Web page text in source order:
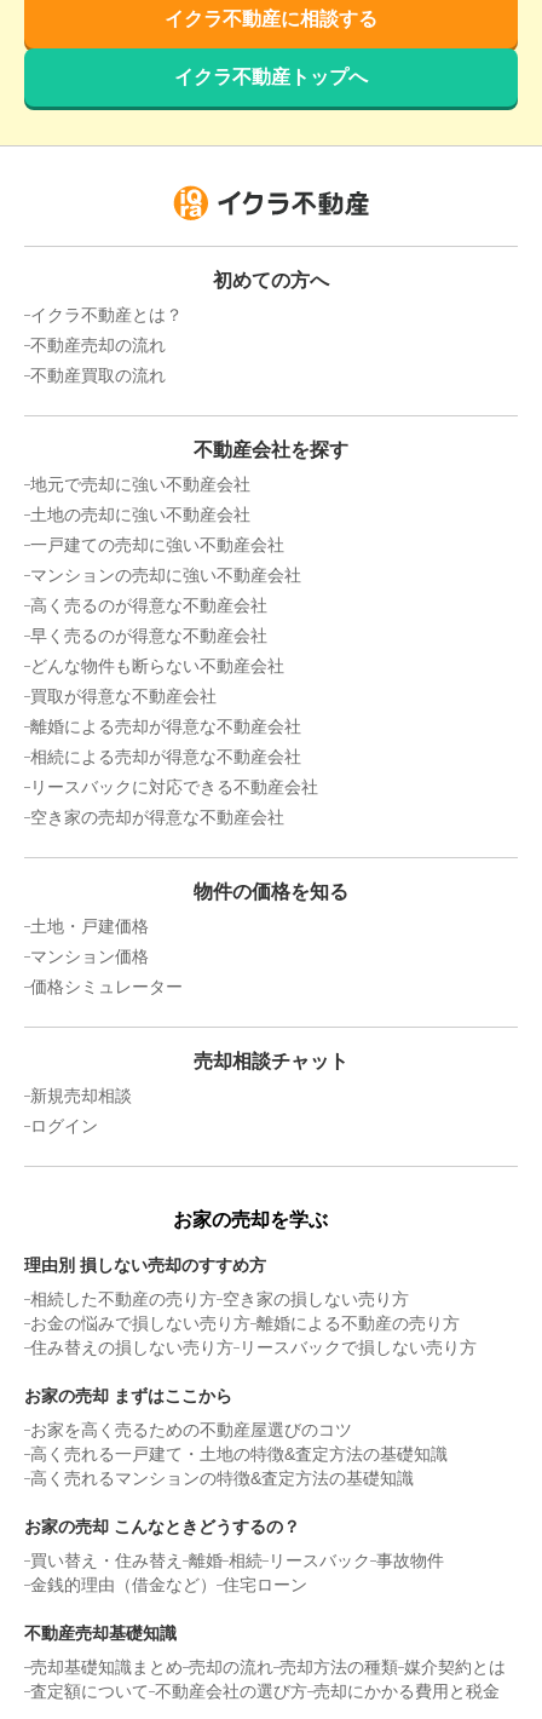
イクラ不動産に相談する
イクラ不動産トップへ
初めての方へ
イクラ不動産とは？
不動産売却の流れ
不動産買取の流れ
不動産会社を探す
地元で売却に強い不動産会社
土地の売却に強い不動産会社
一戸建ての売却に強い不動産会社
マンションの売却に強い不動産会社
高く売るのが得意な不動産会社
早く売るのが得意な不動産会社
どんな物件も断らない不動産会社
買取が得意な不動産会社
離婚による売却が得意な不動産会社
相続による売却が得意な不動産会社
リースバックに対応できる不動産会社
空き家の売却が得意な不動産会社
物件の価格を知る
土地・戸建価格
マンション価格
価格シミュレーター
売却相談チャット
新規売却相談
ログイン
お家の売却を学ぶ
理由別 損しない売却のすすめ方
相続した不動産の売り方 空き家の損しない売り方
お金の悩みで損しない売り方 離婚による不動産の売り方
住み替えの損しない売り方 リースバックで損しない売り方
お家の売却 まずはここから
お家を高く売るための不動産屋選びのコツ
高く売れる一戸建て・土地の特徴&査定方法の基礎知識
高く売れるマンションの特徴&査定方法の基礎知識
お家の売却 こんなときどうするの？
買い替え・住み替え
離婚 相続 リースバック 事故物件
金銭的理由（借金など）
住宅ローン
不動産売却基礎知識
売却基礎知識まとめ 売却の流れ 売却方法の種類 媒介契約とは
査定額について 不動産会社の選び方 売却にかかる費用と税金